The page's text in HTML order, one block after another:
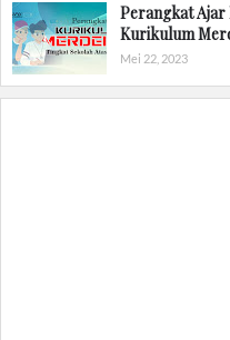
Perangkat Ajar
Kurikulum
Mei 22, 2023